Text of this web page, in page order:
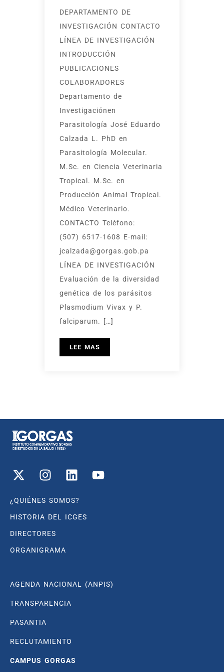
DEPARTAMENTO DE
INVESTIGACIÓN CONTACTO
LÍNEA DE INVESTIGACIÓN
INTRODUCCIÓN
PUBLICACIONES
COLABORADORES
Departamento de
Investigaciónen
Parasitología José Eduardo
Calzada L​. PhD en
Parasitología Molecular.
M.Sc. en Ciencia Veterinaria
Tropical. M.Sc. en
Producción Animal Tropical.
Médico Veterinario.
CONTACTO Teléfono:
(507) 6517-1608 E-mail:
jcalzada@gorgas.gob.pa
LÍNEA DE INVESTIGACIÓN
Evaluación de la diversidad
genética de los parásitos
Plasmodium Vivax y P.
falciparum. […]
LEE MAS
¿QUIÉNES SOMOS?
HISTORIA DEL ICGES
DIRECTORES
ORGANIGRAMA
AGENDA NACIONAL (ANPIS)
TRANSPARENCIA
PASANTIA
RECLUTAMIENTO
CAMPUS GORGAS